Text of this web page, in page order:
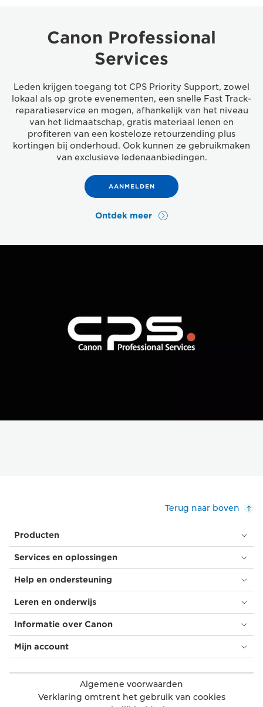
Canon Professional
Services
Leden krijgen toegang tot CPS Priority Support, zowel
lokaal als op grote evenementen, een snelle Fast Track-
reparatieservice en mogen, afhankelijk van het niveau
van het lidmaatschap, gratis materiaal lenen en
profiteren van een kosteloze retourzending plus
kortingen bij onderhoud. Ook kunnen ze gebruikmaken
van exclusieve ledenaanbiedingen.
AANMELDEN
Ontdek meer
Terug naar boven
Producten
Services en oplossingen
Help en ondersteuning
Leren en onderwijs
Informatie over Canon
Mijn account
Algemene voorwaarden
Verklaring omtrent het gebruik van cookies